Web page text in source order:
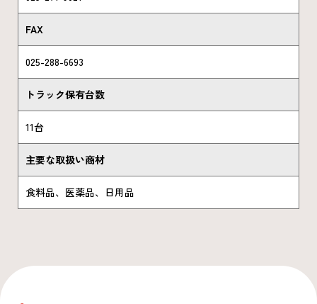
FAX
025-288-6693
トラック保有台数
11台
主要な取扱い商材
食料品、医薬品、日用品